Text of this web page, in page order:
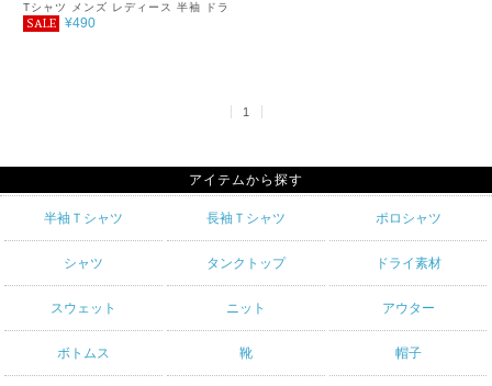
Tシャツ メンズ レディース 半袖 ドラ
イTシャツ 4.4オンス 6L～7L
SALE ¥490
1
アイテムから探す
半袖Ｔシャツ 長袖Ｔシャツ ポロシャツ
シャツ タンクトップ ドライ素材
スウェット ニット アウター
ボトムス 靴 帽子